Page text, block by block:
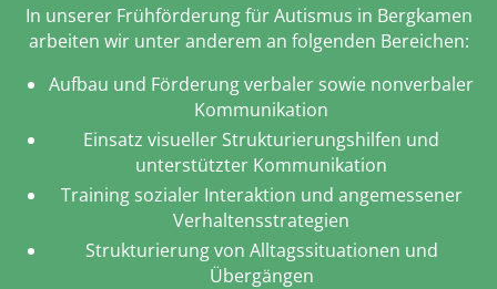
In unserer Frühförderung für Autismus in Bergkamen
arbeiten wir unter anderem an folgenden Bereichen:
Aufbau und Förderung verbaler sowie nonverbaler
Kommunikation
Einsatz visueller Strukturierungshilfen und
unterstützter Kommunikation
Training sozialer Interaktion und angemessener
Verhaltensstrategien
Strukturierung von Alltagssituationen und
Übergängen